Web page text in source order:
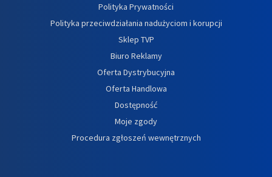
Polityka Prywatności
Polityka przeciwdziałania nadużyciom i korupcji
Sklep TVP
Biuro Reklamy
Oferta Dystrybucyjna
Oferta Handlowa
Dostępność
Moje zgody
Procedura zgłoszeń wewnętrznych